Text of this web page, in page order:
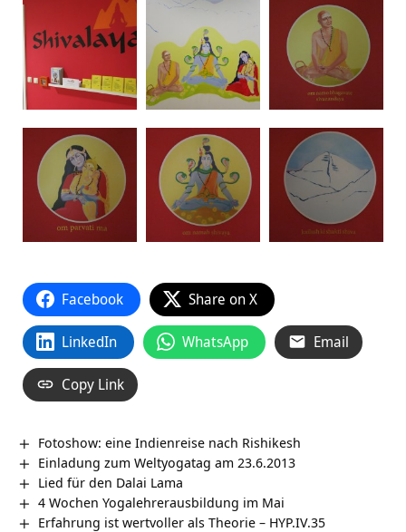
Facebook Share on X
LinkedIn WhatsApp Email
Copy Link
Fotoshow: eine Indienreise nach Rishikesh
Einladung zum Weltyogatag am 23.6.2013
Lied für den Dalai Lama
4 Wochen Yogalehrerausbildung im Mai
Erfahrung ist wertvoller als Theorie – HYP.IV.35